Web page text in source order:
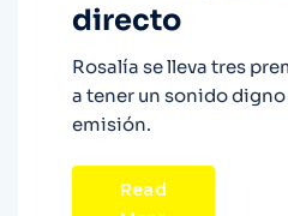
directo
Rosalía se lleva tres
a tener un sonido
emisión.
Read